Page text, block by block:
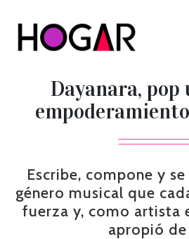
Dayanara, pop
Escribe, compone y
género musical que
fuerza y, como artista
apropió de